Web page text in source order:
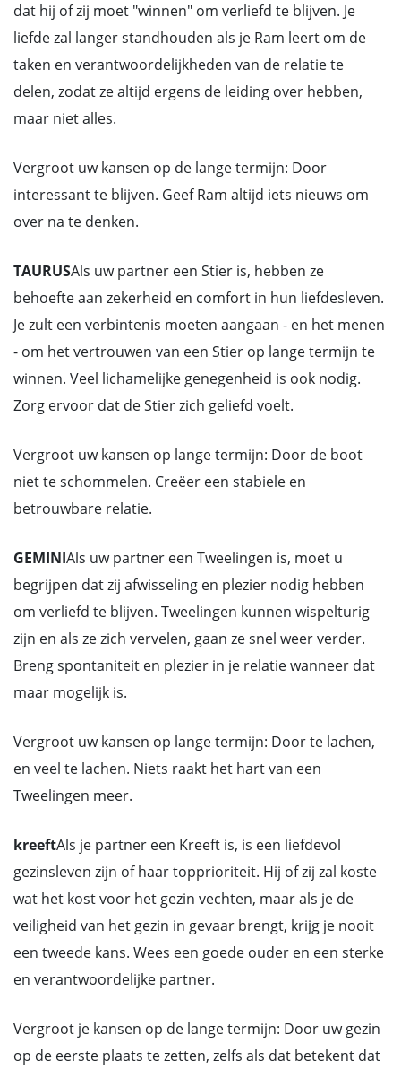
dat hij of zij moet "winnen" om verliefd te blijven. Je
liefde zal langer standhouden als je Ram leert om de
taken en verantwoordelijkheden van de relatie te
delen, zodat ze altijd ergens de leiding over hebben,
maar niet alles.
Vergroot uw kansen op de lange termijn: Door
interessant te blijven. Geef Ram altijd iets nieuws om
over na te denken.
TAURUSAls uw partner een Stier is, hebben ze
behoefte aan zekerheid en comfort in hun liefdesleven.
Je zult een verbintenis moeten aangaan - en het menen
- om het vertrouwen van een Stier op lange termijn te
winnen. Veel lichamelijke genegenheid is ook nodig.
Zorg ervoor dat de Stier zich geliefd voelt.
Vergroot uw kansen op lange termijn: Door de boot
niet te schommelen. Creëer een stabiele en
betrouwbare relatie.
GEMINIAls uw partner een Tweelingen is, moet u
begrijpen dat zij afwisseling en plezier nodig hebben
om verliefd te blijven. Tweelingen kunnen wispelturig
zijn en als ze zich vervelen, gaan ze snel weer verder.
Breng spontaniteit en plezier in je relatie wanneer dat
maar mogelijk is.
Vergroot uw kansen op lange termijn: Door te lachen,
en veel te lachen. Niets raakt het hart van een
Tweelingen meer.
kreeftAls je partner een Kreeft is, is een liefdevol
gezinsleven zijn of haar topprioriteit. Hij of zij zal koste
wat het kost voor het gezin vechten, maar als je de
veiligheid van het gezin in gevaar brengt, krijg je nooit
een tweede kans. Wees een goede ouder en een sterke
en verantwoordelijke partner.
Vergroot je kansen op de lange termijn: Door uw gezin
op de eerste plaats te zetten, zelfs als dat betekent dat